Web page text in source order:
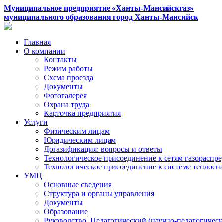
Муниципальное предприятие «Ханты-Мансийскгаз»
муниципального образования город Ханты-Мансийск
Главная
О компании
Контакты
Режим работы
Схема проезда
Документы
Фотогалерея
Охрана труда
Карточка предприятия
Услуги
Физическим лицам
Юридическим лицам
Догазификация: вопросы и ответы
Технологическое присоединение к сетям
Технологическое присоединение к системе
УМЦ
Основные сведения
Структура и органы управления
Документы
Образование
Руководство. Педагогический (научно-